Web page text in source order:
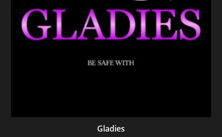
Gladies